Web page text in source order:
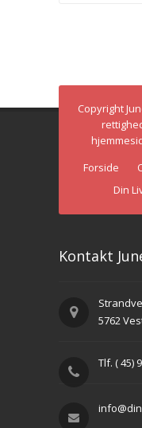
Copyright
Forside
Din
Kontakt
5762
Tlf. ( 45)